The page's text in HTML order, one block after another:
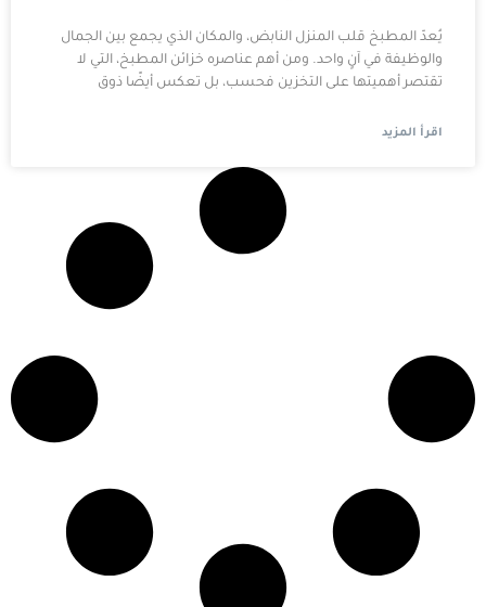
يُعدّ المطبخ قلب المنزل النابض، والمكان الذي يجمع بين الجمال
والوظيفة في آنٍ واحد. ومن أهم عناصره خزائن المطبخ، التي لا
تقتصر أهميتها على التخزين فحسب، بل تعكس أيضًا ذوق
اقرأ المزيد